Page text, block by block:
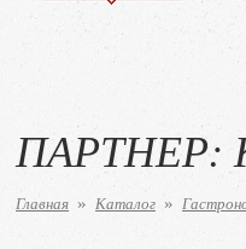
ПАРТНЕР:
Главная » Каталог »